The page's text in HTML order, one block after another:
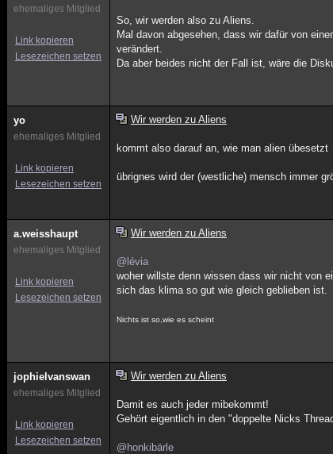
ehemaliges Mitglied
Link kopieren
Lesezeichen setzen
So, wir werden also zu Aliens.
Mal davon abgesehen, dass wir dafür von
verändert.
Da aber beides nicht der Fall ist, wäre die
yo
ehemaliges Mitglied
Link kopieren
Lesezeichen setzen
Wir werden zu Aliens
kommt also darauf an, wie man alien übesetzt
übrignes wird der (westliche) mensch immer
a.weisshaupt
ehemaliges Mitglied
Link kopieren
Lesezeichen setzen
Wir werden zu Aliens
@lévia
woher willste denn wissen dass wir nicht von
sich das klima so gut wie gleich geblieben ist.
Nichts ist so,wie es scheint
jophielvanswan
ehemaliges Mitglied
Link kopieren
Lesezeichen setzen
Wir werden zu Aliens
Damit es auch jeder mibekommt!
Gehört eigentlich in den "doppelte Nicks
@honkibärle